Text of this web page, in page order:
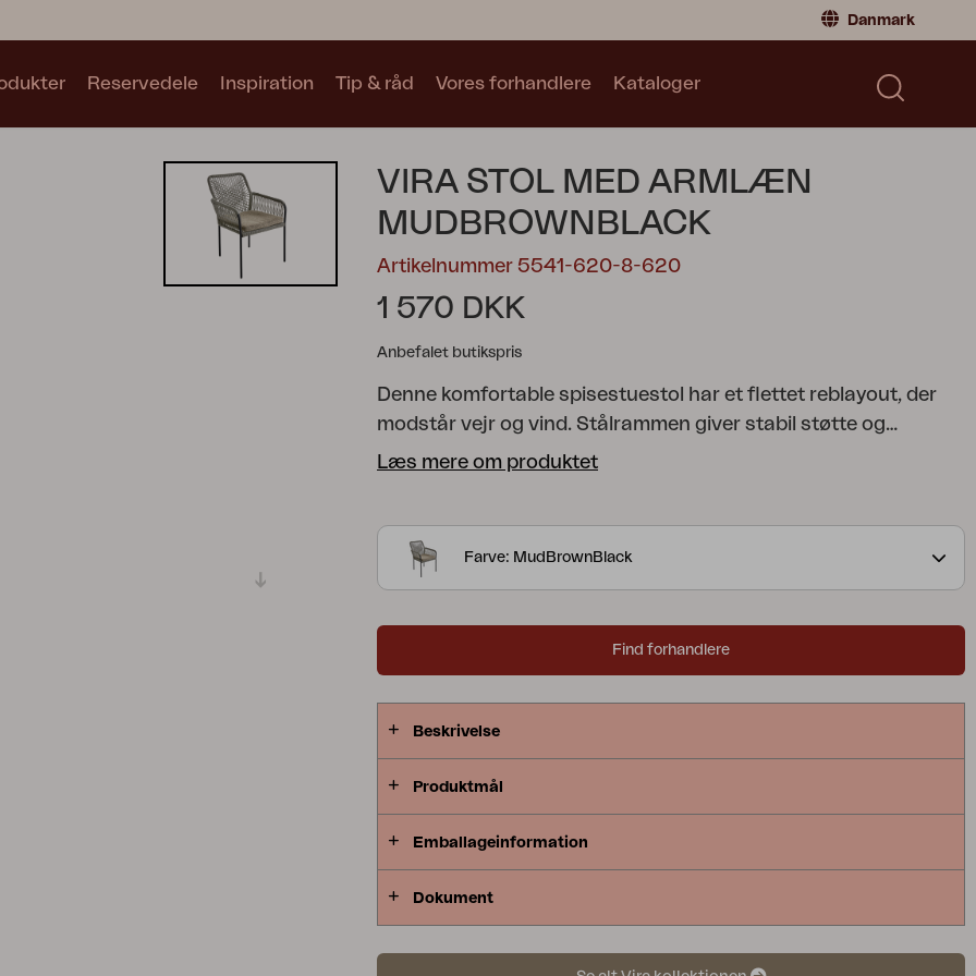
Danmark
Sverige
Samlinger
Trolly
Lomma
Kataloger
Reservedele Inspiration Tip & råd Vores forhandlere Kataloger
VIRA STOL MED ARMLÆN
MUDBROWNBLACK
Artikelnummer 5541-620-8-620
1 570 DKK
Anbefalet butikspris
Denne komfortable spisestuestol har et flettet reblayout, der
modstår vejr og vind. Stålrammen giver stabil støtte og
modstår rust og korrosion, hvilket sikrer langvarig brug i alle
dig til at slappe af. Sædehynde medfølger for ekstra komfort.
Læs mere om produktet
Farve: MudBrownBlack
Find forhandlere
Beskrivelse
Produktmål
Emballageinformation
Dokument